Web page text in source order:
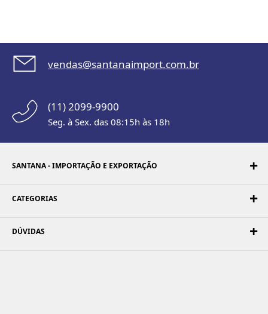
vendas@santanaimport.com.br
(11) 2099-9900
Seg. à Sex. das 08:15h às 18h
SANTANA - IMPORTAÇÃO E EXPORTAÇÃO
CATEGORIAS
DÚVIDAS